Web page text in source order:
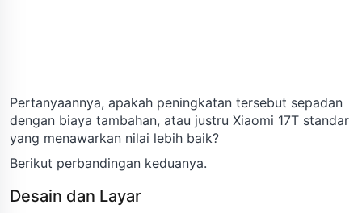
Pertanyaannya, apakah peningkatan tersebut sepadan
dengan biaya tambahan, atau justru Xiaomi 17T standar
yang menawarkan nilai lebih baik?
Berikut perbandingan keduanya.
Desain dan Layar